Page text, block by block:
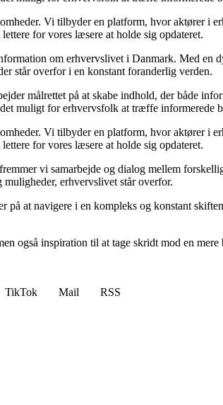
Vi tilbyder en platform, hvor aktører
for vores læsere at holde sig opdateret.
om erhvervslivet i Danmark. Med
står overfor i en konstant foranderlig verden.
målrettet på at skabe indhold, der både
muligt for erhvervsfolk at træffe
Vi tilbyder en platform, hvor aktører
for vores læsere at holde sig opdateret.
vi samarbejde og dialog mellem
erhvervslivet står overfor.
at navigere i en kompleks og konstant
også inspiration til at tage skridt mod en
TikTok Mail
RSS